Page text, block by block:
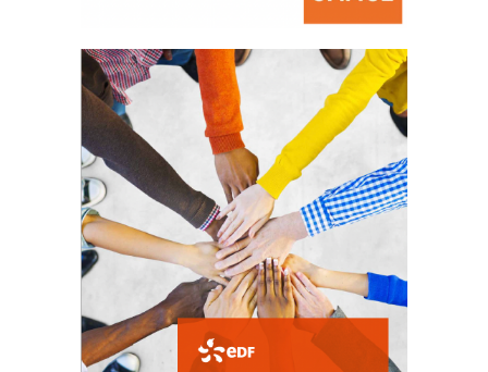
La prévention des conflits
d’intérêts
18 septembre 2023
FEUILLETER